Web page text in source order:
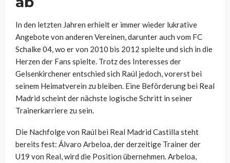
In den letzten Jahren erhielt er immer wieder lukrative
Angebote von anderen Vereinen, darunter auch vom FC
Schalke 04, wo er von 2010 bis 2012 spielte und sich in die
Herzen der Fans spielte. Trotz des Interesses der
Gelsenkirchener entschied sich Raúl jedoch, vorerst bei
seinem Heimatverein zu bleiben. Eine Beförderung bei Real
Madrid scheint der nächste logische Schritt in seiner
Trainerkarriere zu sein.
Die Nachfolge von Raúl bei Real Madrid Castilla steht
bereits fest: Álvaro Arbeloa, der derzeitige Trainer der
U19 von Real, wird die Position übernehmen. Arbeloa,